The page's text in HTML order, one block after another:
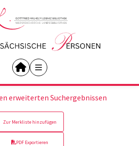
erweiterten Suchergebnissen
Zur Merkliste hinzufügen
PDF Exportieren